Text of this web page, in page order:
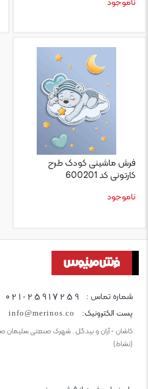
ناموجود
فرش ماشینی کودک طرح
کارتونی کد 600201
ناموجود
شماره تماس : 021-25917259
پست الکترونیک: info@merinos.co
(نشاط)